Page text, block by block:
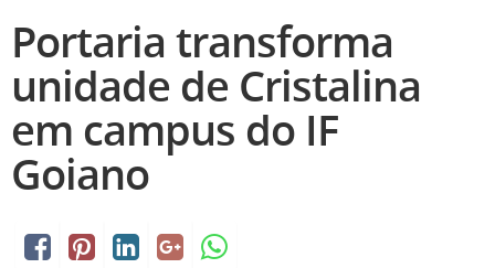
Portaria transforma
unidade de Cristalina
em campus do IF
Goiano